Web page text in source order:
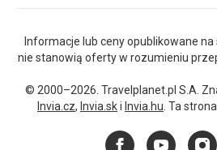
Informacje lub ceny opublikowane
nie stanowią oferty w rozumieniu
© 2000–2026. Travelplanet.pl S.A.
Invia.cz, Invia.ski Invia.hu . Ta